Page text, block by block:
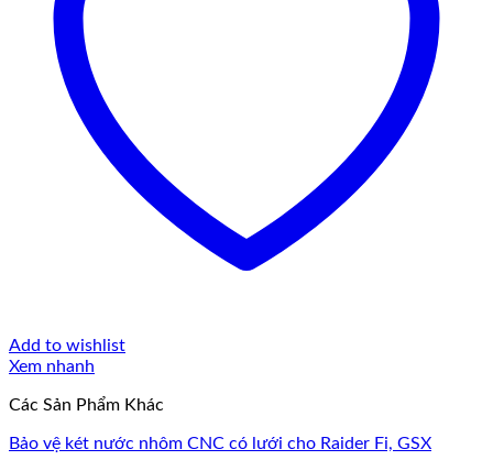
Add to wishlist
Xem nhanh
Các Sản Phẩm Khác
Bảo vệ két nước nhôm CNC có lưới cho Raider Fi, GSX